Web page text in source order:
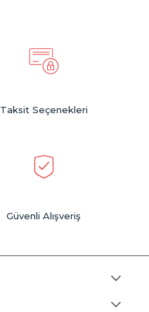
Taksit Seçenekleri
Güvenli Alışveriş